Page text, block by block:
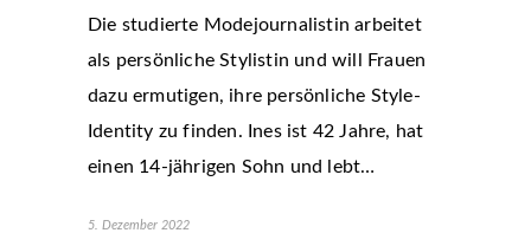
Die studierte Modejournalistin arbeitet
als persönliche Stylistin und will Frauen
dazu ermutigen, ihre persönliche Style-
Identity zu finden. Ines ist 42 Jahre, hat
einen 14-jährigen Sohn und lebt…
5. Dezember 2022